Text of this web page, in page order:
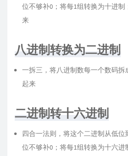
位不够补0；将每1组转换为十进
来
八进制转换为二进制
一拆三，将八进制数每一个数码
起来
二进制转十六进制
四合一法则，将这个二进制从低
位不够补0；将每1组转换为十六